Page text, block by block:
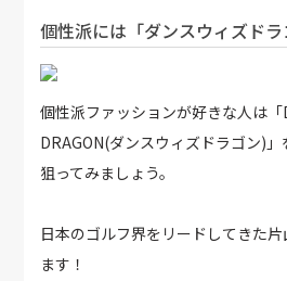
個性派には「ダンスウィズドラ
個性派ファッションが好きな人は「
DRAGON(ダンスウィズドラゴン)
狙ってみましょう。
日本のゴルフ界をリードしてきた
ます！